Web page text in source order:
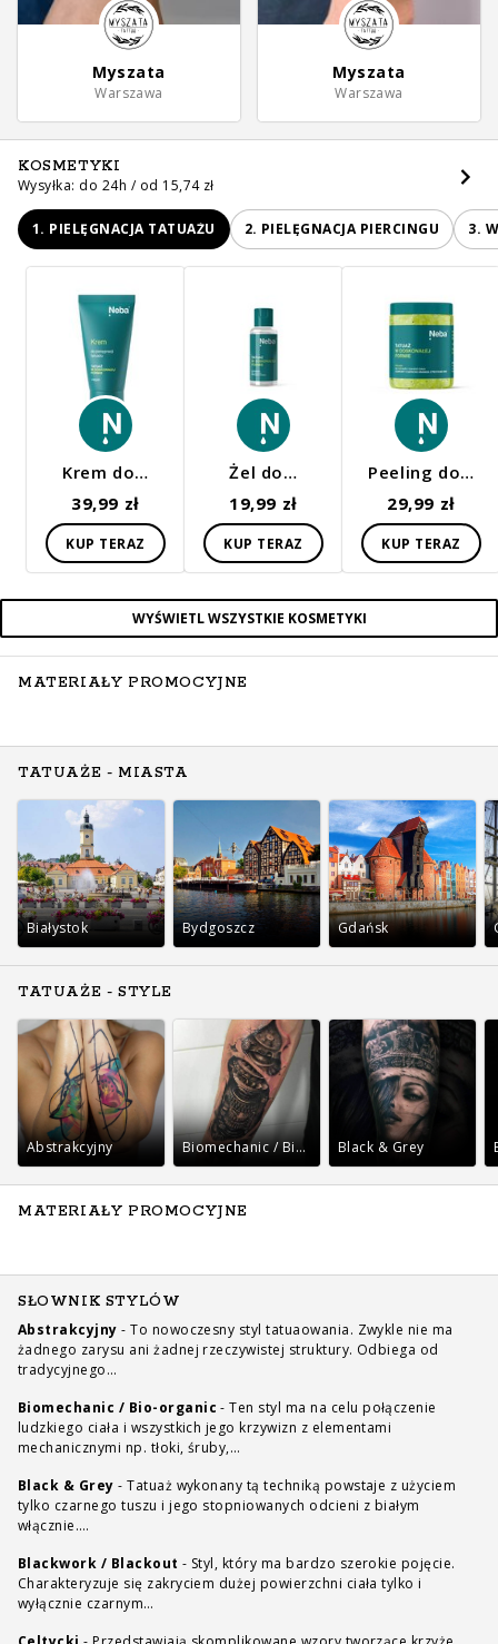
Myszata
Warszawa
Myszata
Warszawa
KOSMETYKI
Wysyłka: do 24h / od 15,74 zł
1. PIELĘGNACJA TATUAŻU 2. PIELĘGNACJA PIERCINGU 3.
Krem do…
39,99 zł
KUP TERAZ
Żel do…
19,99 zł
KUP TERAZ
Peeling do…
29,99 zł
KUP TERAZ
WYŚWIETL WSZYSTKIE KOSMETYKI
MATERIAŁY PROMOCYJNE
TATUAŻE - MIASTA
Białystok Bydgoszcz Gdańsk
TATUAŻE - STYLE
Abstrakcyjny Biomechanic / Bio-organic Black & Grey
MATERIAŁY PROMOCYJNE
SŁOWNIK STYLÓW
Abstrakcyjny - To nowoczesny styl tatuaowania. Zwykle nie ma
żadnego zarysu ani żadnej rzeczywistej struktury. Odbiega od
tradycyjnego…
Biomechanic / Bio-organic - Ten styl ma na celu połączenie
ludzkiego ciała i wszystkich jego krzywizn z elementami
mechanicznymi np. tłoki, śruby,…
Black & Grey - Tatuaż wykonany tą techniką powstaje z użyciem
tylko czarnego tuszu i jego stopniowanych odcieni z białym
włącznie.…
Blackwork / Blackout - Styl, który ma bardzo szerokie pojęcie.
Charakteryzuje się zakryciem dużej powierzchni ciała tylko i
wyłącznie czarnym…